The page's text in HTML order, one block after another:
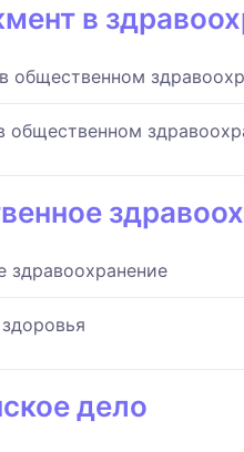
в
общественном
общественном
здравоохранение
дело